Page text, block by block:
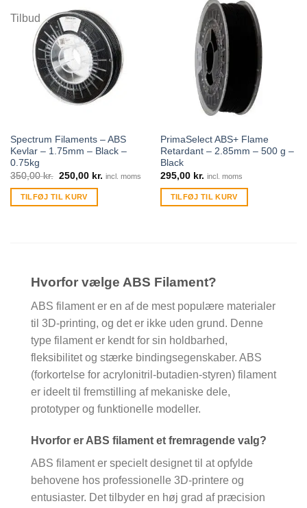
Tilbud
Spectrum Filaments – ABS
Kevlar – 1.75mm – Black –
0.75kg
350,00kr. 250,00 kr. incl. moms
TILFØJ TIL KURV
PrimaSelect ABS+ Flame
Retardant – 2.85mm – 500 g –
Black
295,00 kr. incl. moms
TILFØJ TIL KURV
Hvorfor vælge ABS Filament?
ABS filament er en af de mest populære materialer
til 3D-printing, og det er ikke uden grund. Denne
type filament er kendt for sin holdbarhed,
fleksibilitet og stærke bindingsegenskaber. ABS
(forkortelse for acrylonitril-butadien-styren) filament
er ideelt til fremstilling af mekaniske dele,
prototyper og funktionelle modeller.
Hvorfor er ABS filament et fremragende valg?
ABS filament er specielt designet til at opfylde
behovene hos professionelle 3D-printere og
entusiaster. Det tilbyder en høj grad af præcision